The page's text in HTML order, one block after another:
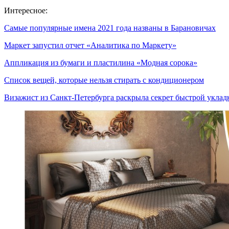
Интересное:
Самые популярные имена 2021 года названы в Барановичах
Маркет запустил отчет «Аналитика по Маркету»
Аппликация из бумаги и пластилина «Модная сорока»
Список вещей, которые нельзя стирать с кондиционером
Визажист из Санкт-Петербурга раскрыла секрет быстрой